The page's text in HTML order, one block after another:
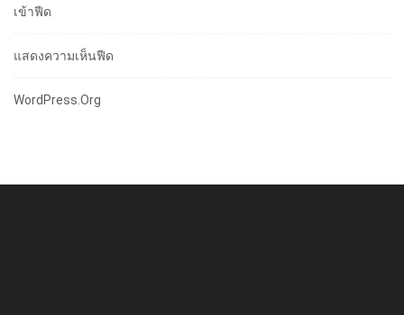
เข้าฟีด
แสดงความเห็นฟีด
WordPress.org